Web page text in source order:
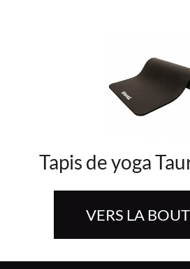
Tapis de yoga
VERS LA